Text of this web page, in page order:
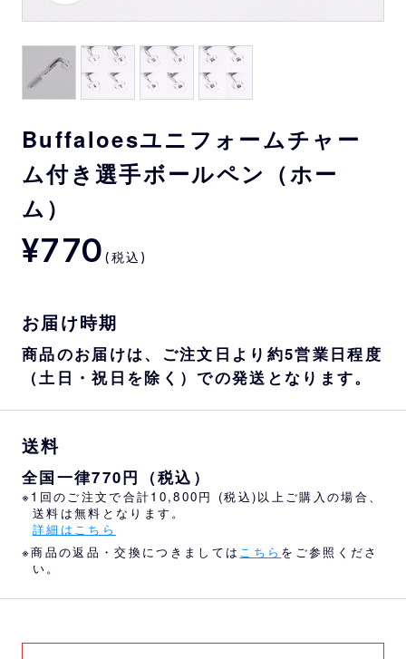
Buffaloesユニフォームチャー
ム付き選手ボールペン（ホー
ム）
¥770 (税込)
お届け時期
商品のお届けは、ご注文日より約5営業日程度
（土日・祝日を除く）での発送となります。
送料
全国一律770円（税込）
※1回のご注文で合計10,800円 (税込)以上ご購入の場合、
送料は無料となります。
詳細はこちら
※商品の返品・交換につきましては こちら をご参照くださ
い。